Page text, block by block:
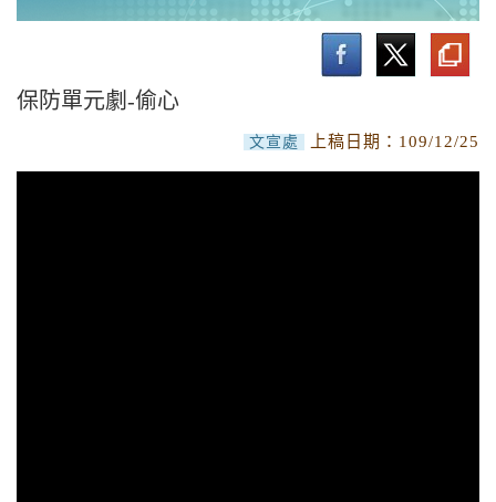
保防教育專文
保防單元劇-偷心
文宣處 上稿日期： 109/12/25